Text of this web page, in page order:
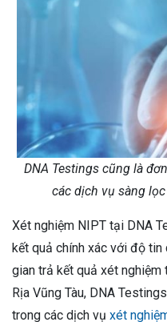
DNA Testings cũng là
các dịch vụ sàng lọc
Xét nghiệm NIPT tại DNA
kết quả chính xác với độ tin
gian trả kết quả xét
Rịa Vũng Tàu, DNA
trong các dịch vụ xét